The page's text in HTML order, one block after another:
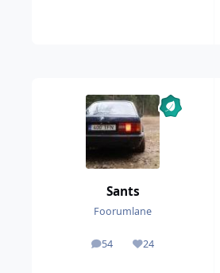
Sants
Foorumlane
54
postitused
24
Reputatsioon